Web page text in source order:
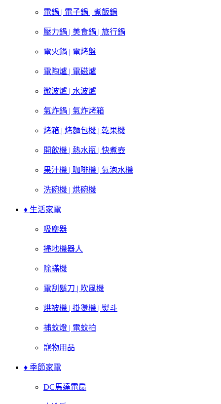
電鍋 | 電子鍋 | 煮飯鍋
壓力鍋 | 美食鍋 | 旅行鍋
電火鍋 | 電烤盤
電陶爐 | 電磁爐
微波爐 | 水波爐
氣炸鍋 | 氣炸烤箱
烤箱 | 烤麵包機 | 乾果機
開飲機 | 熱水瓶 | 快煮壺
果汁機 | 咖啡機 | 氣泡水機
洗碗機 | 烘碗機
♦ 生活家電
吸塵器
掃地機器人
除蟎機
電刮鬍刀 | 吹風機
烘被機 | 掛燙機 | 熨斗
捕蚊燈 | 電蚊拍
寵物用品
♦ 季節家電
DC馬達電扇